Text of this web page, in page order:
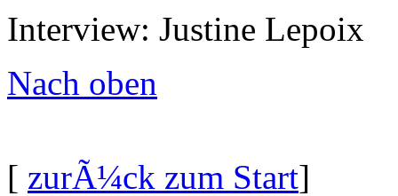
Interview: Justine Lepoix
Nach oben
[ zurÃ¼ck zum Start]